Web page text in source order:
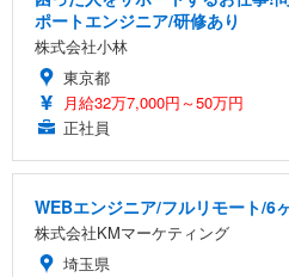
ポートエンジニア/研修あり
株式会社小林
東京都
月給32万7,000円～50万円
正社員
WEBエンジニア/フルリモート/6
株式会社KMマーケティング
埼玉県